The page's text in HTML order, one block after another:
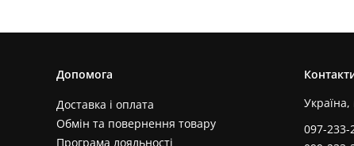
Допомога
Доставка і оплата
Обмін та повернення товару
Програма лояльності
097-233-